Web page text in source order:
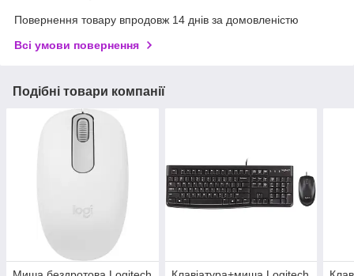
Повернення товару впродовж 14 днів за домовленістю
Всі умови повернення
Подібні товари компанії